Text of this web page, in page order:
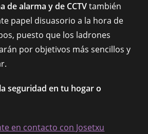
de alarma y de CCTVtambién
papel disuasorio a la hora de
puesto que los ladrones
por objetivos más sencillos y
seguridad en tu hogar o
en contacto con Josetxu